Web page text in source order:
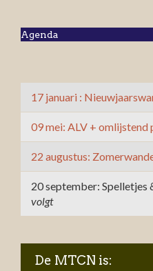
Agenda
17 januari :
09 mei: ALV + omlijstend
22 augustus:
20 september: Spelletjes
volgt
De MTCN is: